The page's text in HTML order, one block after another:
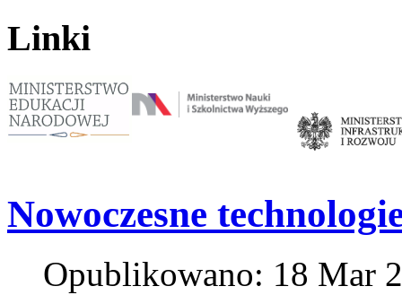
Linki
Nowoczesne
Opublikowano: 18 Mar